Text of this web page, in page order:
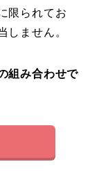
限られてお
しません。
組み合わせで